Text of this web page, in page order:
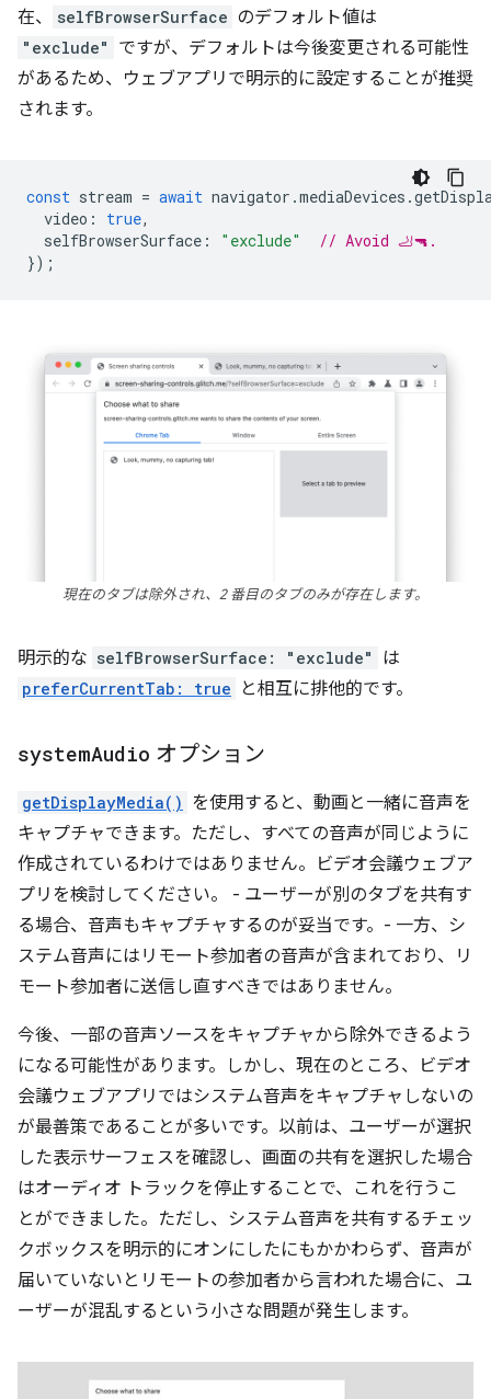
在、
selfBrowserSurface のデフォルト値は
"exclude"
ですが、デフォルトは今後変更される可能性
があるため、ウェブアプリで明示的に設定することが推奨
されます。
const stream = await navigator .mediaDevices .
video : true,
selfBrowserSurface : "exclude"
// Avoid 🦶🔫.
});
現在のタブは除外され、2 番目のタブのみが存在します。
明示的な selfBrowserSurface: "exclude" は
preferCurrentTab: true と相互に排他的です。
systemAudio オプション
getDisplayMedia() を使用すると、動画と一緒に音声を
キャプチャできます。ただし、すべての音声が同じように
作成されているわけではありません。ビデオ会議ウェブア
プリを検討してください。 - ユーザーが別のタブを共有す
る場合、音声もキャプチャするのが妥当です。- 一方、シ
ステム音声にはリモート参加者の音声が含まれており、リ
モート参加者に送信し直すべきではありません。
今後、一部の音声ソースをキャプチャから除外できるよう
になる可能性があります。しかし、現在のところ、ビデオ
会議ウェブアプリではシステム音声をキャプチャしないの
が最善策であることが多いです。以前は、ユーザーが選択
した表示サーフェスを確認し、画面の共有を選択した場合
はオーディオ トラックを停止することで、これを行うこ
とができました。ただし、システム音声を共有するチェッ
クボックスを明示的にオンにしたにもかかわらず、音声が
届いていないとリモートの参加者から言われた場合に、ユ
ーザーが混乱するという小さな問題が発生します。